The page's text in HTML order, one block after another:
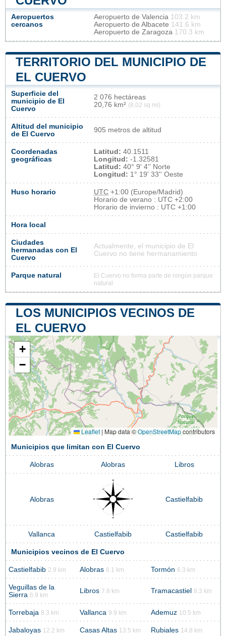
Aeropuertos
cercanos
Aeropuerto de Valencia 103.2 km
Aeropuerto de Albacete 141.6 km
Aeropuerto de Zaragoza 170.3 km
TERRITORIO DEL MUNICIPIO DE
EL CUERVO
Superficie del
municipio de El
Cuervo
2 076 hectáreas
20,76 km² (8,02 sq mi)
Altitud del municipio
de El Cuervo
905 metros de altitud
Coordenadas
geográficas
Latitud: 40.1511
Longitud: -1.32581
Latitud: 40° 9' 4'' Norte
Longitud: 1° 19' 33'' Oeste
Huso horario UTC +1:00 (Europe/Madrid)
Horario de verano : UTC +2:00
Horario de invierno : UTC +1:00
Hora local
Ciudades
hermanadas con El
Cuervo
Actualmente, el municipio de El
Cuervo no tiene hermanamiento
Parque natural
El Cuervo no forma parte de ningún parque
natural
LOS MUNICIPIOS VECINOS DE
EL CUERVO
+
−
Leaflet | Map data ©OpenStreetMapcontributors
Municipios que limitan con El Cuervo
Alobras Alobras Libros
Alobras Castielfabib
Vallanca Castielfabib Castielfabib
Municipios vecinos de El Cuervo
Castielfabib 2.9 km Alobras 6.1 km Tormón 6.3 km
Veguillas de la
Sierra 6.9 km
Libros 7.8 km Tramacastiel 8.3 km
Torrebaja 8.3 km Vallanca 9.9 km Ademuz 10.5 km
Jabaloyas 12.2 km Casas Altas 13.5 km Rubiales 14.8 km